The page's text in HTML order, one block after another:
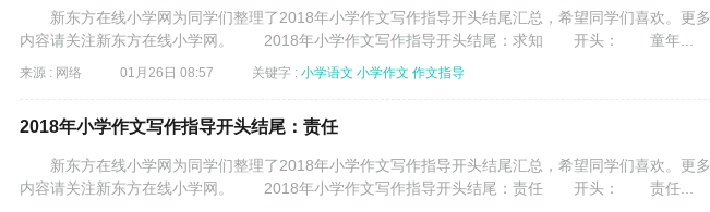
新东方在线小学网为同学们整理了2018年小学作文写作指导开头结尾汇总，希望同学们喜欢。更多
内容请关注新东方在线小学网。 2018年小学作文写作指导开头结尾：求知 开头： 童年...
来源 : 网络 01月26日 08:57 关键字 : 小学语文 小学作文 作文指导
2018年小学作文写作指导开头结尾：责任
新东方在线小学网为同学们整理了2018年小学作文写作指导开头结尾汇总，希望同学们喜欢。更多
内容请关注新东方在线小学网。 2018年小学作文写作指导开头结尾：责任 开头： 责任...